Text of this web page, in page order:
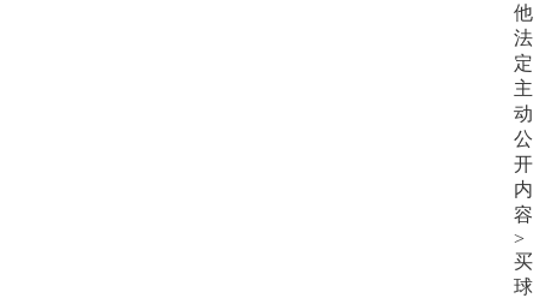
他
法
定
主
动
公
开
内
容
>
买
球